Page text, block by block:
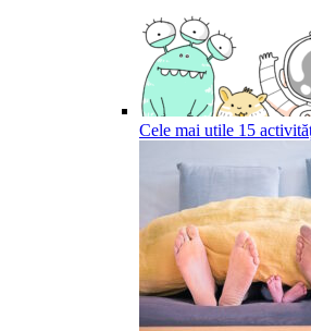
Cele mai utile 15